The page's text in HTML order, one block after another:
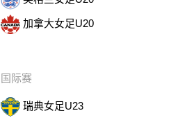
加拿大女足U20
国际赛
瑞典女足U23